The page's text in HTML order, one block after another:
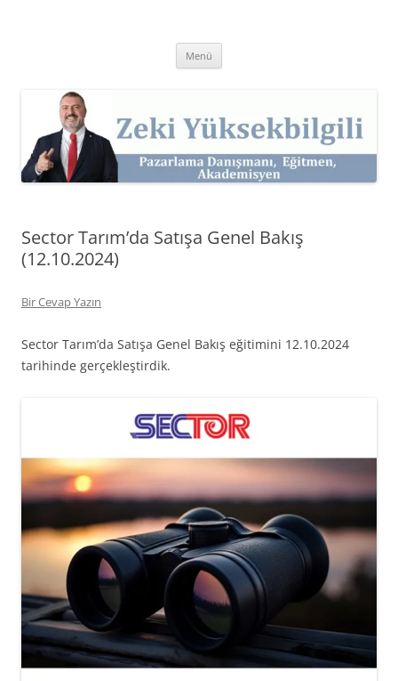
Kişisel Web Sitesi.
Menü
Sector Tarım’da Satışa Genel Bakış
(12.10.2024)
Bir Cevap Yazın
Sector Tarım’da Satışa Genel Bakış eğitimini 12.10.2024
tarihinde gerçekleştirdik.